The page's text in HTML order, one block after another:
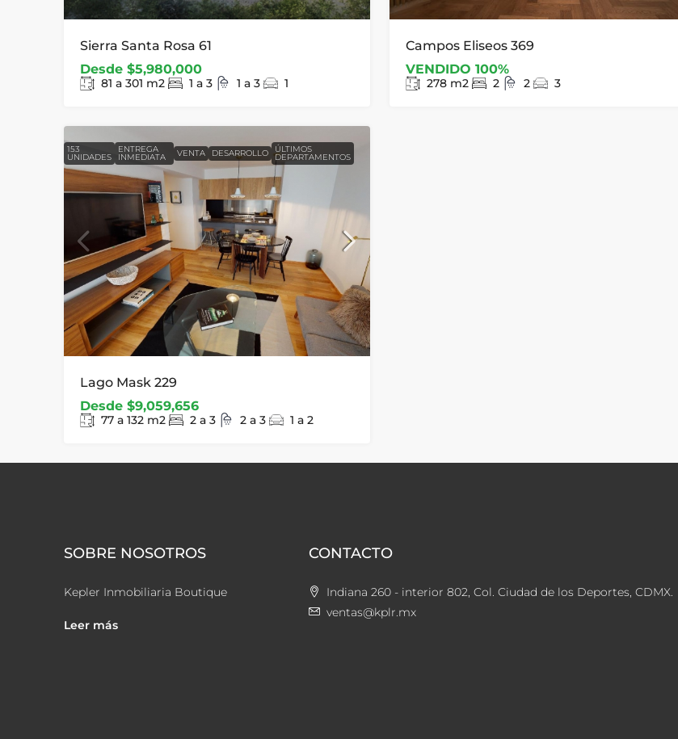
Sierra Santa Rosa 61
Desde $5,980,000
81 a 301 m2 1 a 3 1 a 3 1
Campos Eliseos 369
VENDIDO 100%
278 m2 2 2 3
153
UNIDADES
ENTREGA
INMEDIATA VENTA DESARROLLO ÚLTIMOS
DEPARTAMENTOS
Lago Mask 229
Desde $9,059,656
77 a 132 m2 2 a 3 2 a 3 1 a 2
SOBRE NOSOTROS
Kepler Inmobiliaria Boutique
Leer más
CONTACTO
Indiana 260 - interior 802, Col. Ciudad de los Deportes, CDMX.
ventas@kplr.mx